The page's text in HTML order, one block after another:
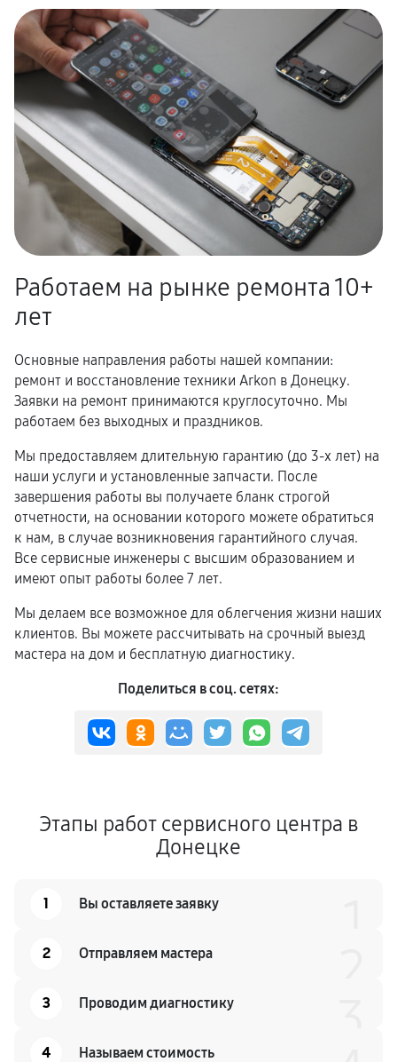
Работаем на рынке ремонта 10+
лет
Основные направления работы нашей компании:
ремонт и восстановление техники Arkon в Донецку.
Заявки на ремонт принимаются круглосуточно. Мы
работаем без выходных и праздников.
Мы предоставляем длительную гарантию (до 3-х лет) на
наши услуги и установленные запчасти. После
завершения работы вы получаете бланк строгой
отчетности, на основании которого можете обратиться
к нам, в случае возникновения гарантийного случая.
Все сервисные инженеры с высшим образованием и
имеют опыт работы более 7 лет.
Мы делаем все возможное для облегчения жизни наших
клиентов. Вы можете рассчитывать на срочный выезд
мастера на дом и бесплатную диагностику.
Поделиться в соц. сетях:
Этапы работ сервисного центра в
Донецке
1 Вы оставляете заявку
2 Отправляем мастера
3 Проводим диагностику
4 Называем стоимость